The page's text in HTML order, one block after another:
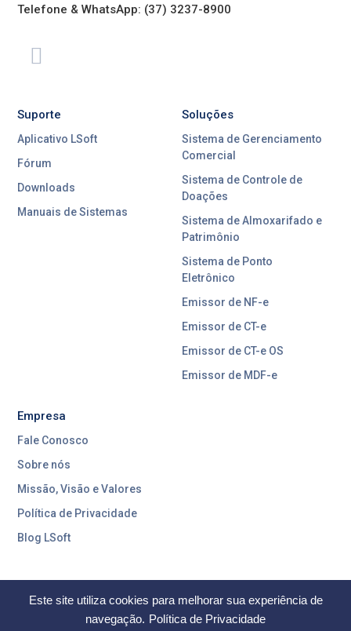
Este site utiliza cookies para melhorar sua experiência de
navegação. Política de Privacidade
Telefone & WhatsApp: (37) 3237-8900
Suporte
Aplicativo LSoft
Fórum
Downloads
Manuais de Sistemas
Soluções
Sistema de Gerenciamento
Comercial
Sistema de Controle de
Doações
Sistema de Almoxarifado e
Patrimônio
Sistema de Ponto
Eletrônico
Emissor de NF-e
Emissor de CT-e
Emissor de CT-e OS
Emissor de MDF-e
Empresa
Fale Conosco
Sobre nós
Missão, Visão e Valores
Política de Privacidade
Blog LSoft